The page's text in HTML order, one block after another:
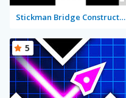
Stickman Bridge Constructor
5